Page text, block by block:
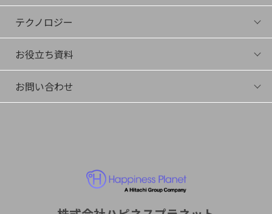
ニュース一覧
プレスリリース
イベント登壇
テクノロジー
テクノロジー
サイエンスコラム
お役立ち資料
ダウンロード
動画
お問い合わせ
デモ・トライアル希望